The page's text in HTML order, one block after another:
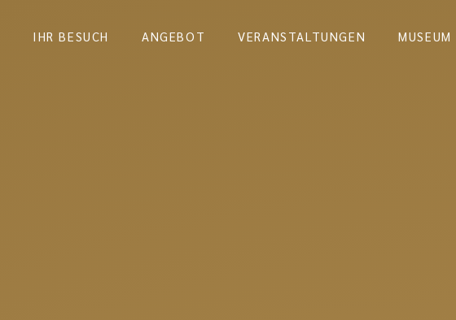
IHR BESUCH ANGEBOT VERANSTALTUNGEN MUSEUM